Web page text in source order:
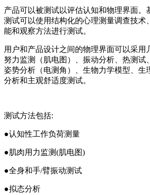
产品可以被测试以评估认知和物理界面。
测试可以使用结构化的心理测量调查技术
能和观察方法进行测试。
用户和产品设计之间的物理界面可以采用
努力监测（肌电图）、振动分析、热测试
姿势分析（电测角）、生物力学模型、生
分析和主观舒适度测试。
测试方法包括:
●认知性工作负荷测量
●肌肉用力监测(肌电图)
●全身和手/臂振动测试
●拟态分析